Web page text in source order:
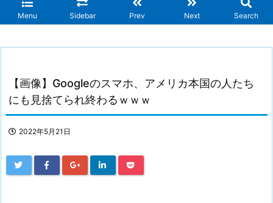
Menu Sidebar Prev Next Search
【画像】Googleのスマホ、アメリカ本国の人たち
にも見捨てられ終わるｗｗｗ
2022年5月21日